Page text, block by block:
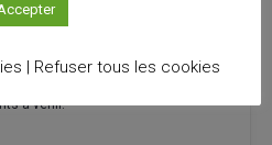
à venir.
| Refuser tous les cookies